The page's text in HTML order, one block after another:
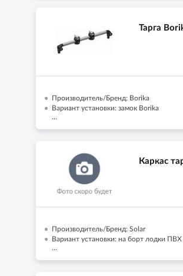
Тарга
Производитель/Бренд: Borika
Вариант установки: замок Borika
...
Каркас
Производитель/Бренд: Solar
Вариант установки: на борт лодки ПВХ
...